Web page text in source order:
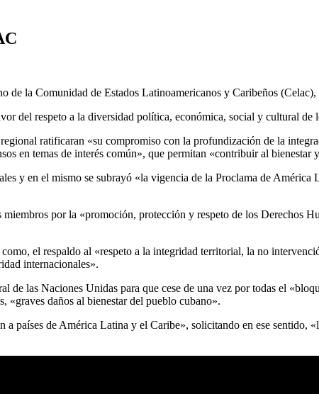
la Comunidad de Estados Latinoamericanos y Caribeños (Celac),
del respeto a la diversidad política, económica, social y cultural de
ratificaran «su compromiso con la profundización de la
en temas de interés común», que permitan «contribuir al
y en el mismo se subrayó «la vigencia de la Proclama de
por la «promoción, protección y respeto de los Derechos
el respaldo al «respeto a la integridad territorial, la no
internacionales».
de las Naciones Unidas para que cese de una vez por todas el
«graves daños al bienestar del pueblo cubano».
países de América Latina y el Caribe», solicitando en ese sentido,